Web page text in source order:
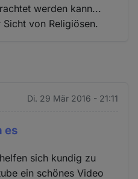
werden kann...
von Religiösen.
Di. 29 Mär 2016 - 21:11
es
sich kundig zu
ein schönes Video